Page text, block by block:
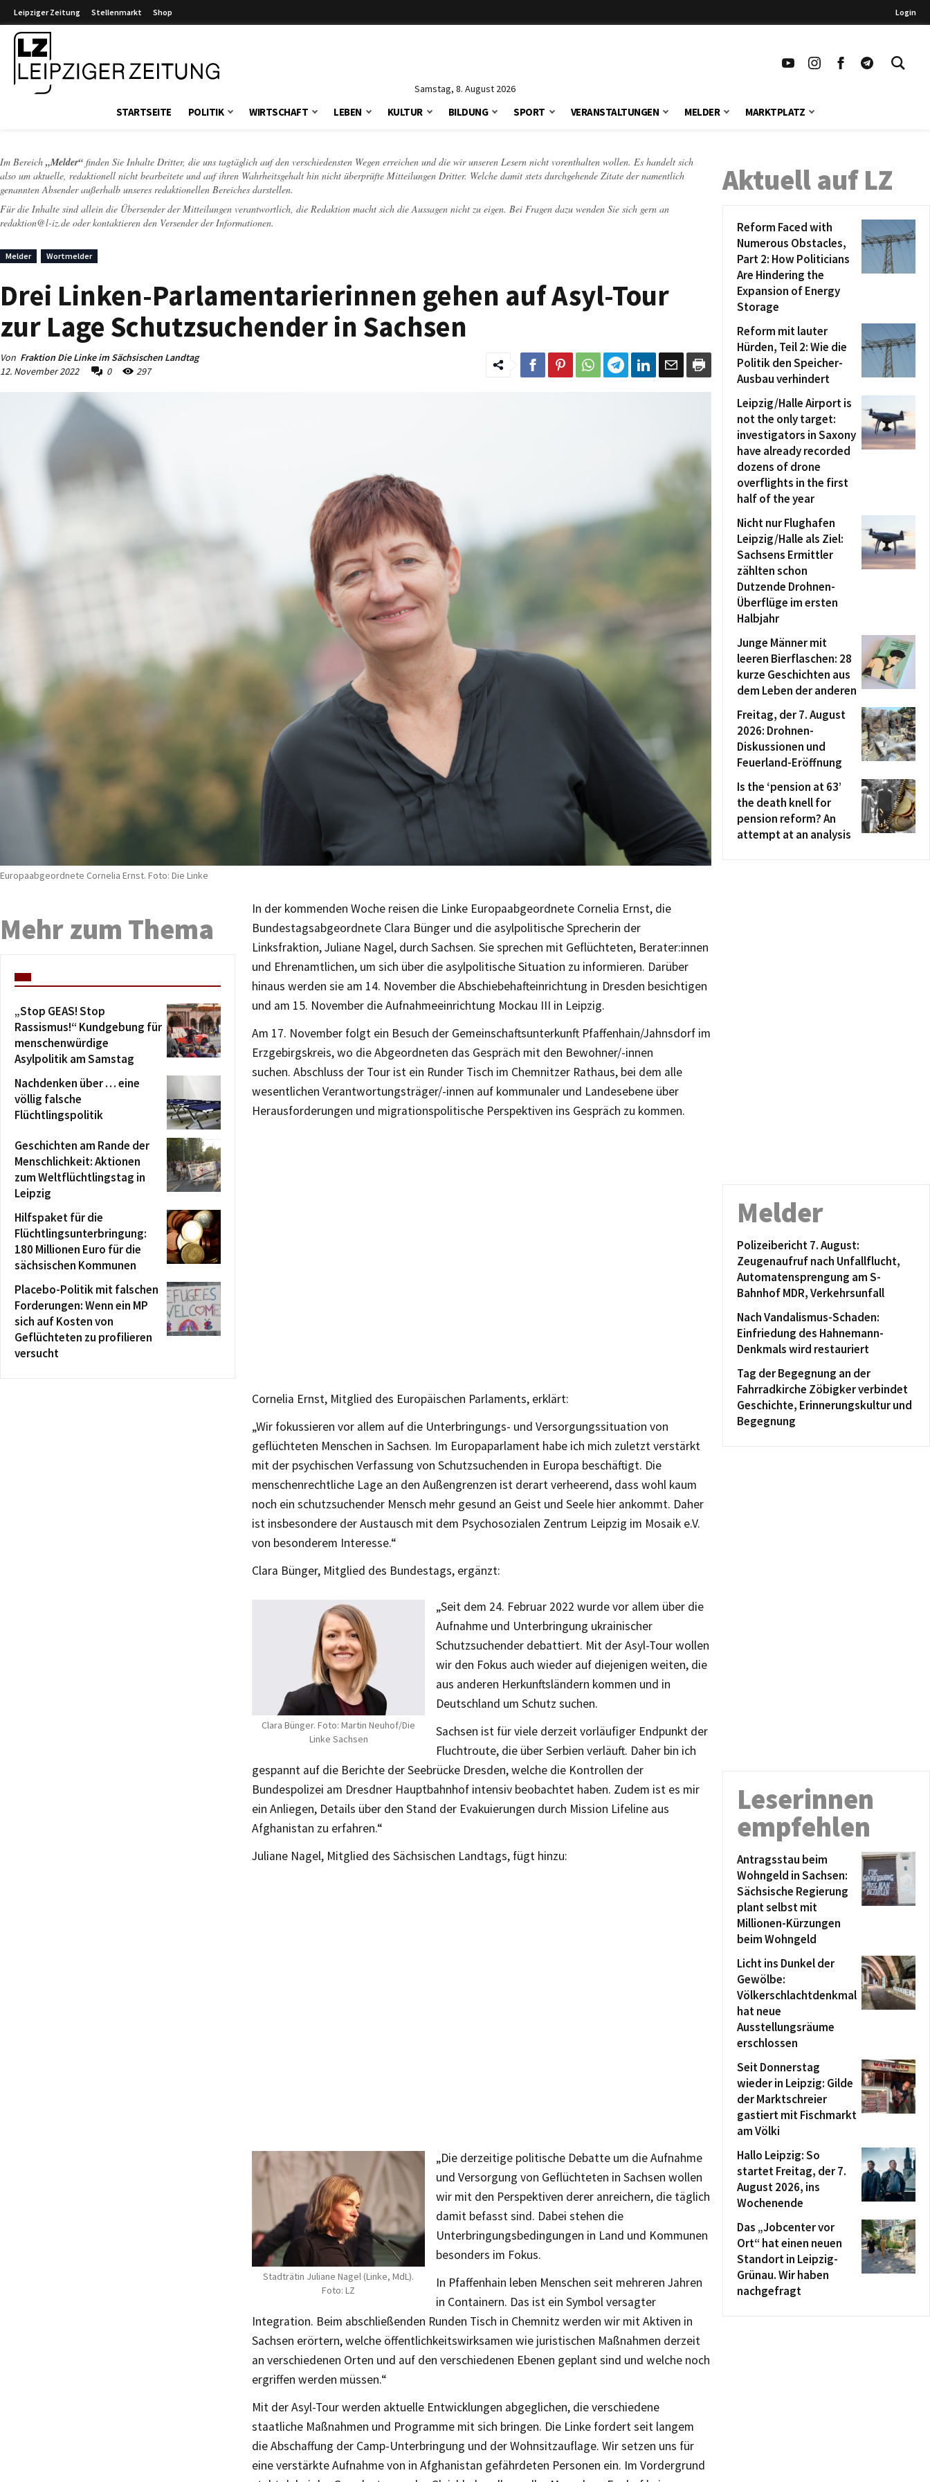
Leipziger Zeitung Stellenmarkt Shop Login
Samstag, 8. August 2026
STARTSEITE POLITIK WIRTSCHAFT LEBEN KULTUR BILDUNG SPORT VERANSTALTUNGEN MELDER MARKTPLATZ
Im Bereich „Melder“ finden Sie Inhalte Dritter, die uns tagtäglich auf den verschiedensten Wegen erreichen und die wir unseren Lesern nicht vorenthalten wollen. Es handelt sich
also um aktuelle, redaktionell nicht bearbeitete und auf ihren Wahrheitsgehalt hin nicht überprüfte Mitteilungen Dritter. Welche damit stets durchgehende Zitate der namentlich
genannten Absender außerhalb unseres redaktionellen Bereiches darstellen.
Für die Inhalte sind allein die Übersender der Mitteilungen verantwortlich, die Redaktion macht sich die Aussagen nicht zu eigen. Bei Fragen dazu wenden Sie sich gern an
redaktion@l-iz.de oder kontaktieren den Versender der Informationen.
Melder Wortmelder
Drei Linken-Parlamentarierinnen gehen auf Asyl-Tour
zur Lage Schutzsuchender in Sachsen
Von Fraktion Die Linke im Sächsischen Landtag
12. November 2022
0 297
Europaabgeordnete Cornelia Ernst. Foto: Die Linke
In der kommenden Woche reisen die Linke Europaabgeordnete Cornelia Ernst, die
Bundestagsabgeordnete Clara Bünger und die asylpolitische Sprecherin der
Linksfraktion, Juliane Nagel, durch Sachsen. Sie sprechen mit Geflüchteten, Berater:innen
und Ehrenamtlichen, um sich über die asylpolitische Situation zu informieren. Darüber
hinaus werden sie am 14. November die Abschiebehafteinrichtung in Dresden besichtigen
und am 15. November die Aufnahmeeinrichtung Mockau III in Leipzig.
Am 17. November folgt ein Besuch der Gemeinschaftsunterkunft Pfaffenhain/Jahnsdorf im
Erzgebirgskreis, wo die Abgeordneten das Gespräch mit den Bewohner/-innen
suchen. Abschluss der Tour ist ein Runder Tisch im Chemnitzer Rathaus, bei dem alle
wesentlichen Verantwortungsträger/-innen auf kommunaler und Landesebene über
Herausforderungen und migrationspolitische Perspektiven ins Gespräch zu kommen.
Cornelia Ernst, Mitglied des Europäischen Parlaments, erklärt:
„Wir fokussieren vor allem auf die Unterbringungs- und Versorgungssituation von
geflüchteten Menschen in Sachsen. Im Europaparlament habe ich mich zuletzt verstärkt
mit der psychischen Verfassung von Schutzsuchenden in Europa beschäftigt. Die
menschenrechtliche Lage an den Außengrenzen ist derart verheerend, dass wohl kaum
noch ein schutzsuchender Mensch mehr gesund an Geist und Seele hier ankommt. Daher
ist insbesondere der Austausch mit dem Psychosozialen Zentrum Leipzig im Mosaik e.V.
von besonderem Interesse.“
Clara Bünger, Mitglied des Bundestags, ergänzt:
Clara Bünger. Foto: Martin Neuhof/Die
Linke Sachsen
„Seit dem 24. Februar 2022 wurde vor allem über die
Aufnahme und Unterbringung ukrainischer
Schutzsuchender debattiert. Mit der Asyl-Tour wollen
wir den Fokus auch wieder auf diejenigen weiten, die
aus anderen Herkunftsländern kommen und in
Deutschland um Schutz suchen.
Sachsen ist für viele derzeit vorläufiger Endpunkt der
Fluchtroute, die über Serbien verläuft. Daher bin ich
gespannt auf die Berichte der Seebrücke Dresden, welche die Kontrollen der
Bundespolizei am Dresdner Hauptbahnhof intensiv beobachtet haben. Zudem ist es mir
ein Anliegen, Details über den Stand der Evakuierungen durch Mission Lifeline aus
Afghanistan zu erfahren.“
Juliane Nagel, Mitglied des Sächsischen Landtags, fügt hinzu:
Stadträtin Juliane Nagel (Linke, MdL).
Foto: LZ
„Die derzeitige politische Debatte um die Aufnahme
und Versorgung von Geflüchteten in Sachsen wollen
wir mit den Perspektiven derer anreichern, die täglich
damit befasst sind. Dabei stehen die
Unterbringungsbedingungen in Land und Kommunen
besonders im Fokus.
In Pfaffenhain leben Menschen seit mehreren Jahren
in Containern. Das ist ein Symbol versagter
Integration. Beim abschließenden Runden Tisch in Chemnitz werden wir mit Aktiven in
Sachsen erörtern, welche öffentlichkeitswirksamen wie juristischen Maßnahmen derzeit
an verschiedenen Orten und auf den verschiedenen Ebenen geplant sind und welche noch
ergriffen werden müssen.“
Mit der Asyl-Tour werden aktuelle Entwicklungen abgeglichen, die verschiedene
staatliche Maßnahmen und Programme mit sich bringen. Die Linke fordert seit langem
die Abschaffung der Camp-Unterbringung und der Wohnsitzauflage. Wir setzen uns für
eine verstärkte Aufnahme von in Afghanistan gefährdeten Personen ein. Im Vordergrund
Mehr zum Thema
„Stop GEAS! Stop
Rassismus!“ Kundgebung für
menschenwürdige
Asylpolitik am Samstag
Nachdenken über … eine
völlig falsche
Flüchtlingspolitik
Geschichten am Rande der
Menschlichkeit: Aktionen
zum Weltflüchtlingstag in
Leipzig
Hilfspaket für die
Flüchtlingsunterbringung:
180 Millionen Euro für die
sächsischen Kommunen
Placebo-Politik mit falschen
Forderungen: Wenn ein MP
sich auf Kosten von
Geflüchteten zu profilieren
versucht
Aktuell auf LZ
Reform Faced with
Numerous Obstacles,
Part 2: How Politicians
Are Hindering the
Expansion of Energy
Storage
Reform mit lauter
Hürden, Teil 2: Wie die
Politik den Speicher-
Ausbau verhindert
Leipzig/Halle Airport is
not the only target:
investigators in Saxony
have already recorded
dozens of drone
overflights in the first
half of the year
Nicht nur Flughafen
Leipzig/Halle als Ziel:
Sachsens Ermittler
zählten schon
Dutzende Drohnen-
Überflüge im ersten
Halbjahr
Junge Männer mit
leeren Bierflaschen: 28
kurze Geschichten aus
dem Leben der anderen
Freitag, der 7. August
2026: Drohnen-
Diskussionen und
Feuerland-Eröffnung
Is the ‘pension at 63’
the death knell for
pension reform? An
attempt at an analysis
Melder
Polizeibericht 7. August:
Zeugenaufruf nach Unfallflucht,
Automatensprengung am S-
Bahnhof MDR, Verkehrsunfall
Nach Vandalismus-Schaden:
Einfriedung des Hahnemann-
Denkmals wird restauriert
Tag der Begegnung an der
Fahrradkirche Zöbigker verbindet
Geschichte, Erinnerungskultur und
Begegnung
Leserinnen
empfehlen
Antragsstau beim
Wohngeld in Sachsen:
Sächsische Regierung
plant selbst mit
Millionen-Kürzungen
beim Wohngeld
Licht ins Dunkel der
Gewölbe:
Völkerschlachtdenkmal
hat neue
Ausstellungsräume
erschlossen
Seit Donnerstag
wieder in Leipzig: Gilde
der Marktschreier
gastiert mit Fischmarkt
am Völki
Hallo Leipzig: So
startet Freitag, der 7.
August 2026, ins
Wochenende
Das „Jobcenter vor
Ort“ hat einen neuen
Standort in Leipzig-
Grünau. Wir haben
nachgefragt